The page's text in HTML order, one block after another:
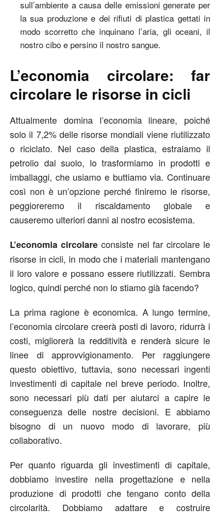
sull’ambiente a causa delle emissioni generate per
la sua produzione e dei rifiuti di plastica gettati in
modo scorretto che inquinano l’aria, gli oceani, il
nostro cibo e persino il nostro sangue.
L’economia circolare: far
circolare le risorse in cicli
Attualmente domina l’economia lineare, poiché
solo il 7,2% delle risorse mondiali viene riutilizzato
o riciclato. Nel caso della plastica, estraiamo il
petrolio dal suolo, lo trasformiamo in prodotti e
imballaggi, che usiamo e buttiamo via. Continuare
così non è un’opzione perché finiremo le risorse,
peggioreremo il riscaldamento globale e
causeremo ulteriori danni al nostro ecosistema.
L’economia circolare consiste nel far circolare le
risorse in cicli, in modo che i materiali mantengano
il loro valore e possano essere riutilizzati. Sembra
logico, quindi perché non lo stiamo già facendo?
La prima ragione è economica. A lungo termine,
l’economia circolare creerà posti di lavoro, ridurrà i
costi, migliorerà la redditività e renderà sicure le
linee di approvvigionamento. Per raggiungere
questo obiettivo, tuttavia, sono necessari ingenti
investimenti di capitale nel breve periodo. Inoltre,
sono necessari più dati per aiutarci a capire le
conseguenza delle nostre decisioni. E abbiamo
bisogno di un nuovo modo di lavorare, più
collaborativo.
Per quanto riguarda gli investimenti di capitale,
dobbiamo investire nella progettazione e nella
produzione di prodotti che tengano conto della
circolarità. Dobbiamo adattare e costruire